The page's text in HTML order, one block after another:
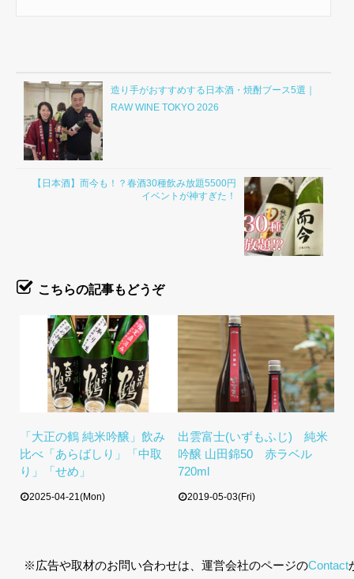
造り手がおすすめする日本酒・焼酎ブース5選｜
RAW WINE TOKYO 2026
【日本酒】而今も！？春酒30種飲み放題5500円
イベントが神すぎた！
こちらの記事もどうぞ
「大正の鶴 純米吟醸」飲み
比べ「あらばしり」「中取
り」「せめ」
2025-04-21(Mon)
出雲富士(いずもふじ) 純米
吟醸 山田錦50 赤ラベル
720ml
2019-05-03(Fri)
※広告や取材のお問い合わせは、運営会社のページのContact